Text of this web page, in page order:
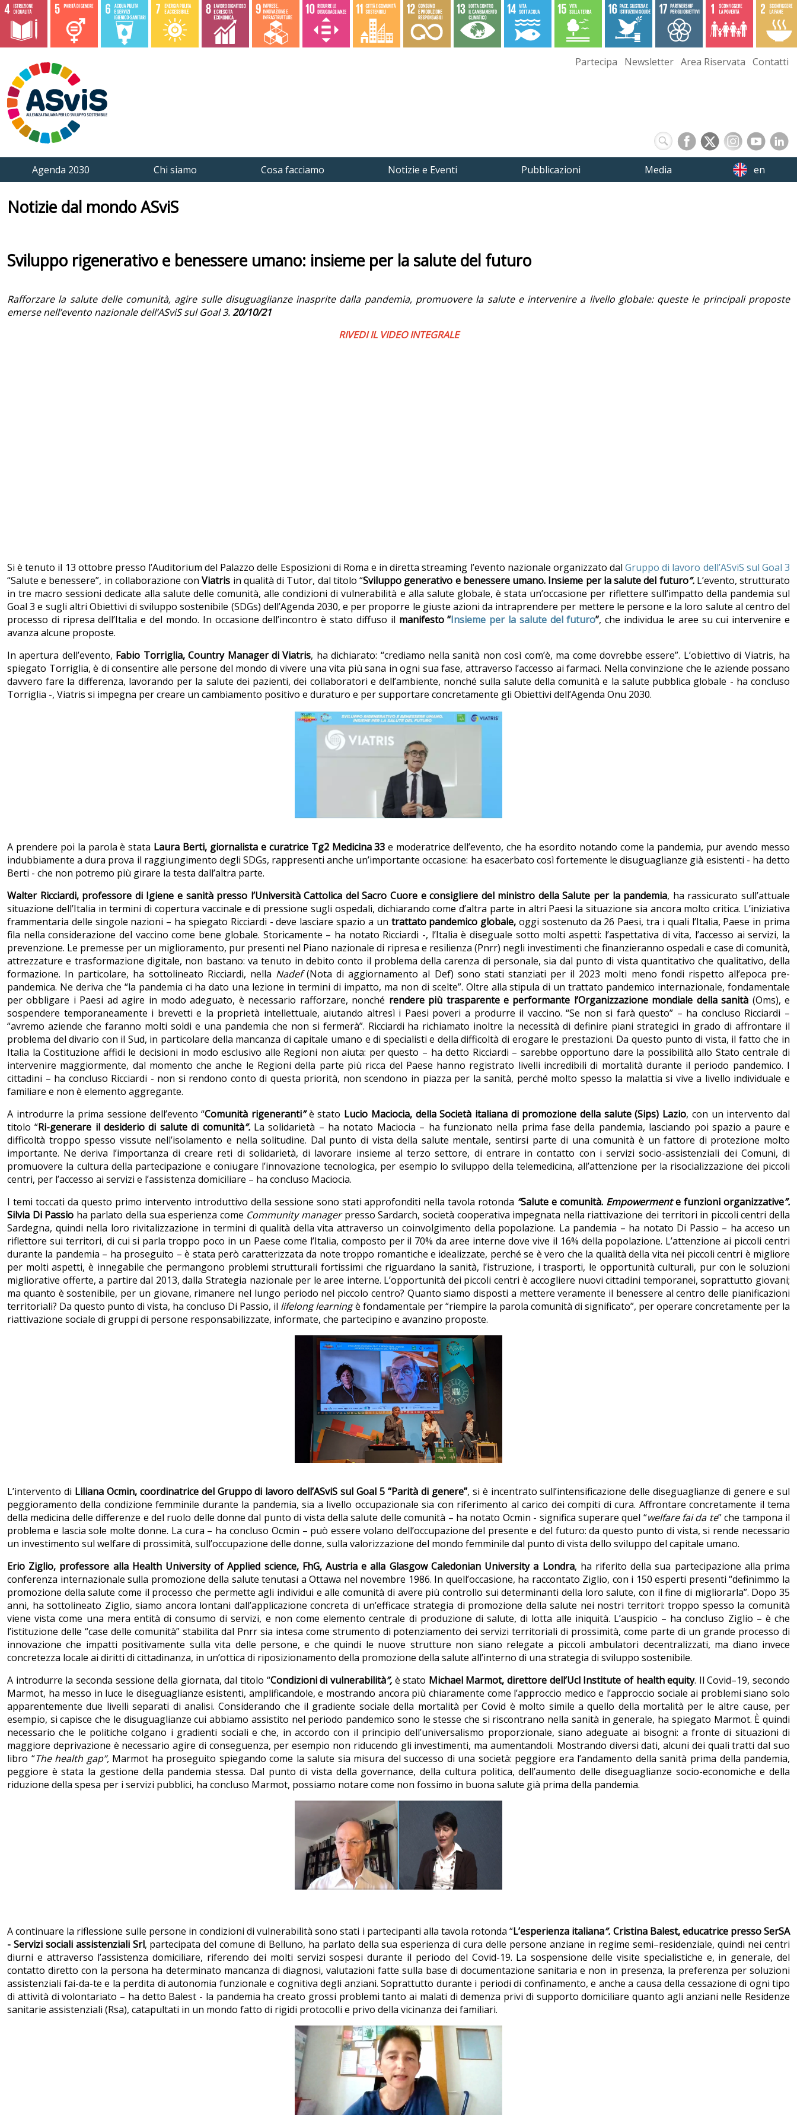
Partecipa Newsletter Area Riservata Contatti
Agenda 2030 Chi siamo Cosa facciamo Notizie e Eventi Pubblicazioni Media en
Notizie dal mondo ASviS
Sviluppo rigenerativo e benessere umano: insieme per la salute del futuro
Rafforzare la salute delle comunità, agire sulle disuguaglianze inasprite dalla pandemia, promuovere la salute e intervenire a livello globale: queste le principali proposte
emerse nell’evento nazionale dell’ASviS sul Goal 3.20/10/21
RIVEDI IL VIDEO INTEGRALE
Si è tenuto il 13 ottobre presso l’Auditorium del Palazzo delle Esposizioni di Roma e in diretta streaming l’evento nazionale organizzato dalGruppo di lavoro dell’ASviS sul Goal 3
“Salute e benessere”, in collaborazione conViatris in qualità di Tutor, dal titolo “Sviluppo generativo e benessere umano. Insieme per la salute del futuro”. L’evento, strutturato
in tre macro sessioni dedicate alla salute delle comunità, alle condizioni di vulnerabilità e alla salute globale, è stata un’occasione per riflettere sull’impatto della pandemia sul
Goal 3 e sugli altri Obiettivi di sviluppo sostenibile (SDGs) dell’Agenda 2030, e per proporre le giuste azioni da intraprendere per mettere le persone e la loro salute al centro del
processo di ripresa dell’Italia e del mondo. In occasione dell’incontro è stato diffuso il manifesto “Insieme per la salute del futuro”, che individua le aree su cui intervenire e
avanza alcune proposte.
In apertura dell’evento, Fabio Torriglia, Country Manager di Viatris, ha dichiarato: “crediamo nella sanità non così com’è, ma come dovrebbe essere”. L’obiettivo di Viatris, ha
spiegato Torriglia, è di consentire alle persone del mondo di vivere una vita più sana in ogni sua fase, attraverso l’accesso ai farmaci. Nella convinzione che le aziende possano
davvero fare la differenza, lavorando per la salute dei pazienti, dei collaboratori e dell’ambiente, nonché sulla salute della comunità e la salute pubblica globale - ha concluso
Torriglia -, Viatris si impegna per creare un cambiamento positivo e duraturo e per supportare concretamente gli Obiettivi dell’Agenda Onu 2030.
A prendere poi la parola è stata Laura Berti, giornalista e curatrice Tg2 Medicina 33 e moderatrice dell’evento, che ha esordito notando come la pandemia, pur avendo messo
indubbiamente a dura prova il raggiungimento degli SDGs, rappresenti anche un’importante occasione: ha esacerbato così fortemente le disuguaglianze già esistenti - ha detto
Berti - che non potremo più girare la testa dall’altra parte.
Walter Ricciardi, professore di Igiene e sanità presso l’Università Cattolica del Sacro Cuore e consigliere del ministro della Salute per la pandemia, ha rassicurato sull’attuale
situazione dell’Italia in termini di copertura vaccinale e di pressione sugli ospedali, dichiarando come d’altra parte in altri Paesi la situazione sia ancora molto critica. L’iniziativa
frammentaria delle singole nazioni – ha spiegato Ricciardi - deve lasciare spazio a un trattato pandemico globale, oggi sostenuto da 26 Paesi, tra i quali l’Italia, Paese in prima
fila nella considerazione del vaccino come bene globale. Storicamente – ha notato Ricciardi -, l’Italia è diseguale sotto molti aspetti: l’aspettativa di vita, l’accesso ai servizi, la
prevenzione. Le premesse per un miglioramento, pur presenti nel Piano nazionale di ripresa e resilienza (Pnrr) negli investimenti che finanzieranno ospedali e case di comunità,
attrezzature e trasformazione digitale, non bastano: va tenuto in debito conto il problema della carenza di personale, sia dal punto di vista quantitativo che qualitativo, della
formazione. In particolare, ha sottolineato Ricciardi, nella Nadef(Nota di aggiornamento al Def) sono stati stanziati per il 2023 molti meno fondi rispetto all’epoca pre-
pandemica. Ne deriva che “la pandemia ci ha dato una lezione in termini di impatto, ma non di scelte”. Oltre alla stipula di un trattato pandemico internazionale, fondamentale
per obbligare i Paesi ad agire in modo adeguato, è necessario rafforzare, nonché rendere più trasparente e performante l’Organizzazione mondiale della sanità (Oms), e
sospendere temporaneamente i brevetti e la proprietà intellettuale, aiutando altresì i Paesi poveri a produrre il vaccino. “Se non si farà questo” – ha concluso Ricciardi –
“avremo aziende che faranno molti soldi e una pandemia che non si fermerà”. Ricciardi ha richiamato inoltre la necessità di definire piani strategici in grado di affrontare il
problema del divario con il Sud, in particolare della mancanza di capitale umano e di specialisti e della difficoltà di erogare le prestazioni. Da questo punto di vista, il fatto che in
Italia la Costituzione affidi le decisioni in modo esclusivo alle Regioni non aiuta: per questo – ha detto Ricciardi – sarebbe opportuno dare la possibilità allo Stato centrale di
intervenire maggiormente, dal momento che anche le Regioni della parte più ricca del Paese hanno registrato livelli incredibili di mortalità durante il periodo pandemico. I
cittadini – ha concluso Ricciardi - non si rendono conto di questa priorità, non scendono in piazza per la sanità, perché molto spesso la malattia si vive a livello individuale e
familiare e non è elemento aggregante.
A introdurre la prima sessione dell’evento “Comunità rigeneranti”è stato Lucio Maciocia, della Società italiana di promozione della salute (Sips) Lazio, con un intervento dal
titolo “Ri-generare il desiderio di salute di comunità”. La solidarietà – ha notato Maciocia – ha funzionato nella prima fase della pandemia, lasciando poi spazio a paure e
difficoltà troppo spesso vissute nell’isolamento e nella solitudine. Dal punto di vista della salute mentale, sentirsi parte di una comunità è un fattore di protezione molto
importante. Ne deriva l’importanza di creare reti di solidarietà, di lavorare insieme al terzo settore, di entrare in contatto con i servizi socio-assistenziali dei Comuni, di
promuovere la cultura della partecipazione e coniugare l’innovazione tecnologica, per esempio lo sviluppo della telemedicina, all’attenzione per la risocializzazione dei piccoli
centri, per l’accesso ai servizi e l’assistenza domiciliare – ha concluso Maciocia.
I temi toccati da questo primo intervento introduttivo della sessione sono stati approfonditi nella tavola rotonda “Salute e comunità. Empowermente funzioni organizzative”.
Silvia Di Passio ha parlato della sua esperienza come Community managerpresso Sardarch, società cooperativa impegnata nella riattivazione dei territori in piccoli centri della
Sardegna, quindi nella loro rivitalizzazione in termini di qualità della vita attraverso un coinvolgimento della popolazione. La pandemia – ha notato Di Passio – ha acceso un
riflettore sui territori, di cui si parla troppo poco in un Paese come l’Italia, composto per il 70% da aree interne dove vive il 16% della popolazione. L’attenzione ai piccoli centri
durante la pandemia – ha proseguito – è stata però caratterizzata da note troppo romantiche e idealizzate, perché se è vero che la qualità della vita nei piccoli centri è migliore
per molti aspetti, è innegabile che permangono problemi strutturali fortissimi che riguardano la sanità, l’istruzione, i trasporti, le opportunità culturali, pur con le soluzioni
migliorative offerte, a partire dal 2013, dalla Strategia nazionale per le aree interne. L’opportunità dei piccoli centri è accogliere nuovi cittadini temporanei, soprattutto giovani;
ma quanto è sostenibile, per un giovane, rimanere nel lungo periodo nel piccolo centro? Quanto siamo disposti a mettere veramente il benessere al centro delle pianificazioni
territoriali? Da questo punto di vista, ha concluso Di Passio, il lifelong learningè fondamentale per “riempire la parola comunità di significato”, per operare concretamente per la
riattivazione sociale di gruppi di persone responsabilizzate, informate, che partecipino e avanzino proposte.
L’intervento di Liliana Ocmin, coordinatrice del Gruppo di lavoro dell’ASviS sul Goal 5 “Parità di genere”, si è incentrato sull’intensificazione delle diseguaglianze di genere e sul
peggioramento della condizione femminile durante la pandemia, sia a livello occupazionale sia con riferimento al carico dei compiti di cura. Affrontare concretamente il tema
della medicina delle differenze e del ruolo delle donne dal punto di vista della salute delle comunità – ha notato Ocmin - significa superare quel “welfare fai da te” che tampona il
problema e lascia sole molte donne. La cura – ha concluso Ocmin – può essere volano dell’occupazione del presente e del futuro: da questo punto di vista, si rende necessario
un investimento sul welfare di prossimità, sull’occupazione delle donne, sulla valorizzazione del mondo femminile dal punto di vista dello sviluppo del capitale umano.
Erio Ziglio, professore alla Health University of Applied science, FhG, Austria e alla Glasgow Caledonian University a Londra, ha riferito della sua partecipazione alla prima
conferenza internazionale sulla promozione della salute tenutasi a Ottawa nel novembre 1986. In quell’occasione, ha raccontato Ziglio, con i 150 esperti presenti “definimmo la
promozione della salute come il processo che permette agli individui e alle comunità di avere più controllo sui determinanti della loro salute, con il fine di migliorarla”. Dopo 35
anni, ha sottolineato Ziglio, siamo ancora lontani dall’applicazione concreta di un’efficace strategia di promozione della salute nei nostri territori: troppo spesso la comunità
viene vista come una mera entità di consumo di servizi, e non come elemento centrale di produzione di salute, di lotta alle iniquità. L’auspicio – ha concluso Ziglio – è che
l’istituzione delle “case delle comunità” stabilita dal Pnrr sia intesa come strumento di potenziamento dei servizi territoriali di prossimità, come parte di un grande processo di
innovazione che impatti positivamente sulla vita delle persone, e che quindi le nuove strutture non siano relegate a piccoli ambulatori decentralizzati, ma diano invece
concretezza locale ai diritti di cittadinanza, in un’ottica di riposizionamento della promozione della salute all’interno di una strategia di sviluppo sostenibile.
A introdurre la seconda sessione della giornata, dal titolo “Condizioni di vulnerabilità”, è stato Michael Marmot, direttore dell’Ucl Institute of health equity. Il Covid–19, secondo
Marmot, ha messo in luce le diseguaglianze esistenti, amplificandole, e mostrando ancora più chiaramente come l’approccio medico e l’approccio sociale ai problemi siano solo
apparentemente due livelli separati di analisi. Considerando che il gradiente sociale della mortalità per Covid è molto simile a quello della mortalità per le altre cause, per
esempio, si capisce che le disuguaglianze cui abbiamo assistito nel periodo pandemico sono le stesse che si riscontrano nella sanità in generale, ha spiegato Marmot. È quindi
necessario che le politiche colgano i gradienti sociali e che, in accordo con il principio dell’universalismo proporzionale, siano adeguate ai bisogni: a fronte di situazioni di
maggiore deprivazione è necessario agire di conseguenza, per esempio non riducendo gli investimenti, ma aumentandoli. Mostrando diversi dati, alcuni dei quali tratti dal suo
libro “The health gap”, Marmot ha proseguito spiegando come la salute sia misura del successo di una società: peggiore era l’andamento della sanità prima della pandemia,
peggiore è stata la gestione della pandemia stessa. Dal punto di vista della governance, della cultura politica, dell’aumento delle diseguaglianze socio-economiche e della
riduzione della spesa per i servizi pubblici, ha concluso Marmot, possiamo notare come non fossimo in buona salute già prima della pandemia.
A continuare la riflessione sulle persone in condizioni di vulnerabilità sono stati i partecipanti alla tavola rotonda “L’esperienza italiana”. Cristina Balest, educatrice presso SerSA
- Servizi sociali assistenziali Srl, partecipata del comune di Belluno, ha parlato della sua esperienza di cura delle persone anziane in regime semi–residenziale, quindi nei centri
diurni e attraverso l’assistenza domiciliare, riferendo dei molti servizi sospesi durante il periodo del Covid-19. La sospensione delle visite specialistiche e, in generale, del
contatto diretto con la persona ha determinato mancanza di diagnosi, valutazioni fatte sulla base di documentazione sanitaria e non in presenza, la preferenza per soluzioni
assistenziali fai-da-te e la perdita di autonomia funzionale e cognitiva degli anziani. Soprattutto durante i periodi di confinamento, e anche a causa della cessazione di ogni tipo
di attività di volontariato – ha detto Balest - la pandemia ha creato grossi problemi tanto ai malati di demenza privi di supporto domiciliare quanto agli anziani nelle Residenze
sanitarie assistenziali (Rsa), catapultati in un mondo fatto di rigidi protocolli e privo della vicinanza dei familiari.